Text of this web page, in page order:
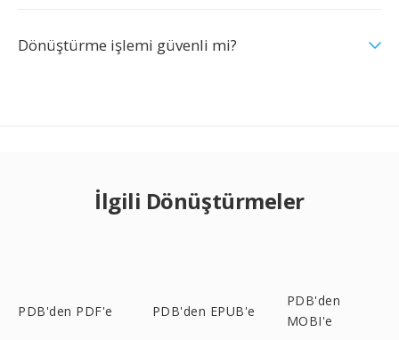
Dönüştürme işlemi güvenli mi?
İlgili Dönüştürmeler
PDB'den PDF'e PDB'den EPUB'e
PDB'den
MOBI'e